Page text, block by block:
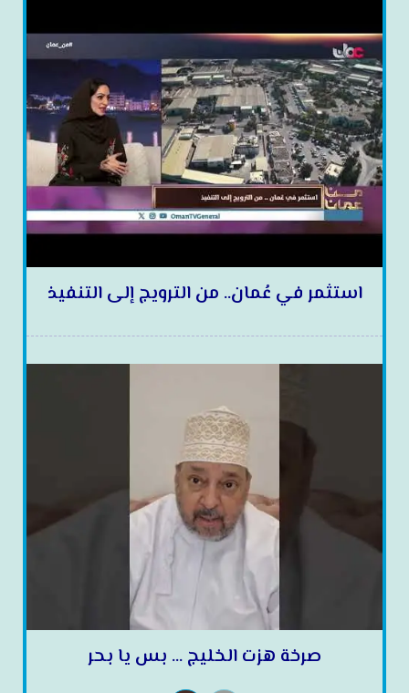
استثمر في عُمان.. من الترويج إلى التنفيذ
صرخة هزت الخليج … بس يا بحر